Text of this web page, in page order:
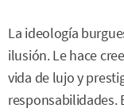
La ideología
ilusión. Le hace
vida de lujo y
responsabilidades.